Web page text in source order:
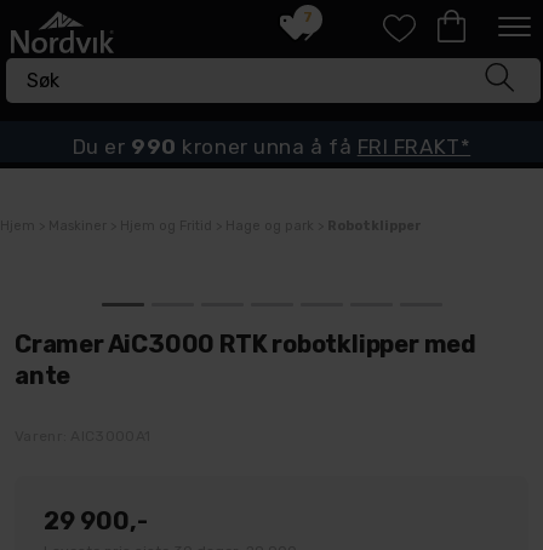
7
Du er 990 kroner unna å få FRI FRAKT*
Cramer AiC3000 RTK robotklipper med
ante
29 900,-